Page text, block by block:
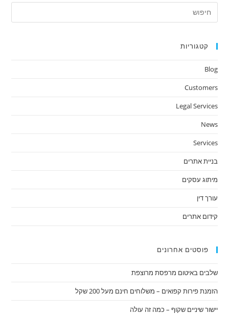
קטגוריות
Blog
Customers
Legal Services
News
Services
בניית אתרים
מיתוג עסקים
עורך דין
קידום אתרים
פוסטים אחרונים
שלבים באיטום מרפסת מרוצפת
הזמנת פירות קפואים – משלוחים חינם מעל 200 שקל
יישור שיניים שקוף – כמה זה עולה